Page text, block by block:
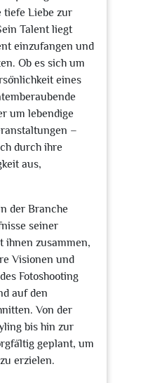
tiefe Liebe zur
Talent liegt
einzufangen und
Ob es sich um
eines
um lebendige
–
durch ihre
aus,
der Branche
seiner
ihnen zusammen,
Visionen und
Fotoshooting
auf den
Von der
bis hin zur
geplant, um
erzielen.